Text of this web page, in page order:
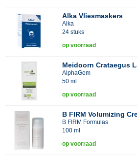
Alka Vliesmaskers
Alka
24 stuks
op voorraad
Meidoorn Crataegus
AlphaGem
50 ml
op voorraad
B FIRM Volumizing
B FIRM Formulas
100 ml
op voorraad